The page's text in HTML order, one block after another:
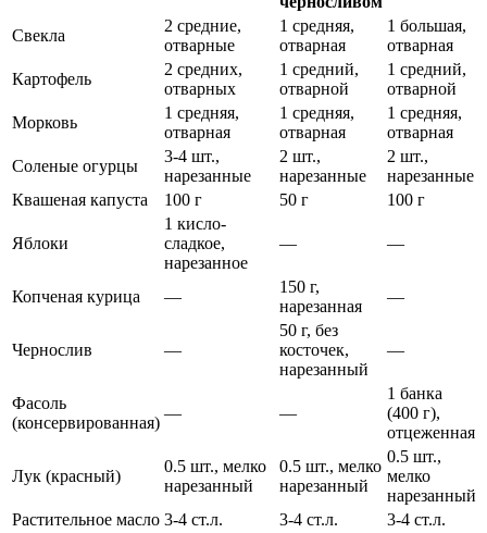
Свекла
2 средние,
отварные
1 средняя,
отварная
1 большая,
отварная
Картофель
2 средних,
отварных
1 средний,
отварной
1 средний,
отварной
Морковь
1 средняя,
отварная
1 средняя,
отварная
1 средняя,
отварная
Соленые огурцы
3-4 шт.,
нарезанные
2 шт.,
нарезанные
2 шт.,
нарезанные
Квашеная капуста
100 г 50 г 100 г
Яблоки
1 кисло-
сладкое,
нарезанное
— —
Копченая курица —
150 г,
нарезанная
—
Чернослив —
50 г, без
косточек,
нарезанный
—
Фасоль
(консервированная)
— —
1 банка
(400 г),
отцеженная
Лук (красный)
0.5 шт., мелко
нарезанный
0.5 шт., мелко
нарезанный
0.5 шт.,
мелко
нарезанный
Растительное масло 3-4 ст.л. 3-4 ст.л.
3-4 ст.л.